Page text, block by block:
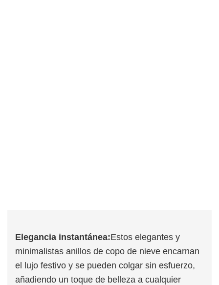
Elegancia instantánea:Estos elegantes y
minimalistas anillos de copo de nieve encarnan
el lujo festivo y se pueden colgar sin esfuerzo,
añadiendo un toque de belleza a cualquier